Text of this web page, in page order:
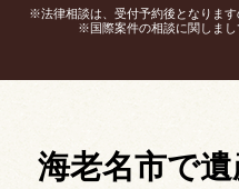
※法律相談は、受付予約後となります
※国際案件の相談に関しまし
海老名市で